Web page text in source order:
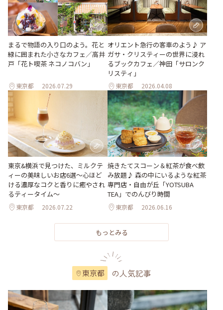
まるで物語の入り口のよう。花と
緑に囲まれた小さなカフェ／高井
戸「花ト喫茶 ネコノコバン」
東京都 2026.07.29
オリエント急行の客車のよう♪ ア
ガサ・クリスティーの世界に浸れ
るブックカフェ／神田「サロンク
リスティ」
東京都 2026.04.08
東京&横浜で見つけた、ミルクテ
ィーの美味しいお店6選～心ほど
ける濃厚なコクと香りに癒やされ
るティータイム～
東京都 2026.07.22
焼きたてスコーン＆紅茶が食べ飲
み放題♪ 森の中にいるような紅茶
専門店・自由が丘「YOTSUBA
TEA」でのんびり時間
東京都 2026.06.16
もっとみる
東京都 の人気記事